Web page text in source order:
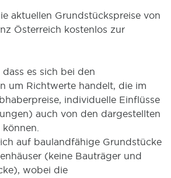
aktuellen Grundstückspreise von
Österreich kostenlos zur
es sich bei den
um Richtwerte handelt, die im
individuelle Einflüsse
auch von den dargestellten
auf baulandfähige Grundstücke
(keine Bauträger und
wobei die